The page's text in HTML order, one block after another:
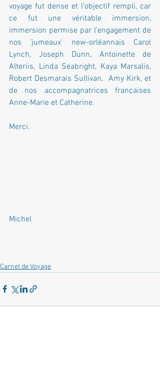
voyage fut dense et l'objectif rempli, car
ce fut une véritable immersion,
immersion permise par l'engagement de
nos 'jumeaux' new-orléannais Carol
Lynch, Joseph Dunn, Antoinette de
Alteriis, Linda Seabright, Kaya Marsalis,
Robert Desmarais Sullivan,  Amy Kirk, et
de nos accompagnatrices françaises
Anne-Marie et Catherine.
Merci.
Michel
Carnet de Voyage